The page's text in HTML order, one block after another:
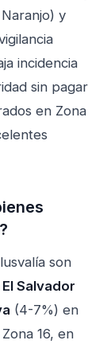
y
incidencia
sin pagar
en Zona
son
Salvador
(4-7%) en
16, en